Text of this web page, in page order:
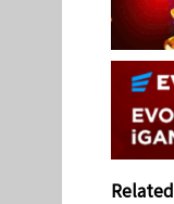
Related